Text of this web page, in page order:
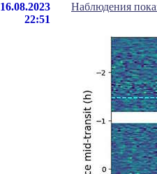
16.08.2023
22:51
Наблюдения